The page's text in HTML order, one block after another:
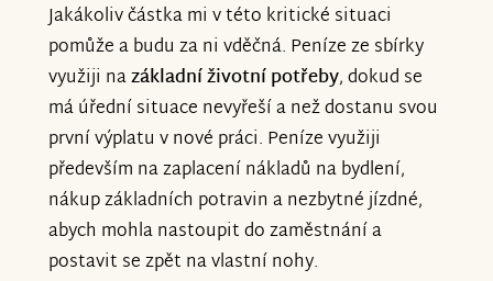
Jakákoliv částka mi v této kritické situaci
pomůže a budu za ni vděčná. Peníze ze sbírky
využiji nazákladní životní potřeby, dokud se
má úřední situace nevyřeší a než dostanu svou
první výplatu v nové práci. Peníze využiji
především na zaplacení nákladů na bydlení,
nákup základních potravin a nezbytné jízdné,
abych mohla nastoupit do zaměstnání a
postavit se zpět na vlastní nohy.